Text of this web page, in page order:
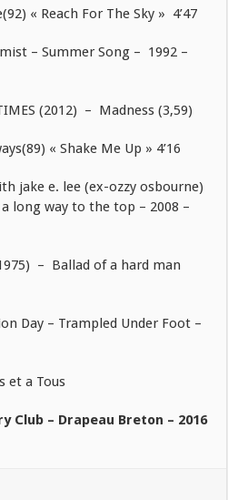
« Reach For The Sky » 4’47
– Summer Song – 1992 –
(2012) – Madness (3,59)
« Shake Me Up » 4’16
jake e. lee (ex-ozzy osbourne)
a long way to the top – 2008 –
– Ballad of a hard man
Day – Trampled Under Foot –
et a Tous
Club – Drapeau Breton – 2016